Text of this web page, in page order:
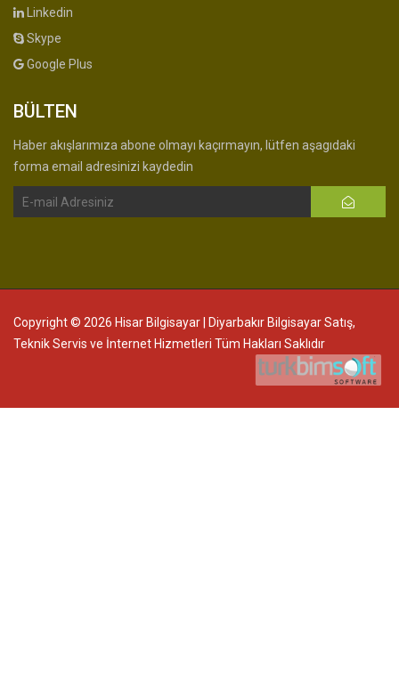
Linkedin
Skype
Google Plus
BÜLTEN
Haber akışlarımıza abone olmayı kaçırmayın, lütfen aşagıdaki
forma email adresinizi kaydedin
Copyright © 2026 Hisar Bilgisayar | Diyarbakır Bilgisayar Satış,
Teknik Servis ve İnternet Hizmetleri Tüm Hakları Saklıdır